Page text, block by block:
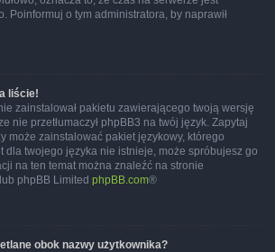
Poinformuj o tym administratora, by naprawił
liście!
zainstalował pakietu zawierającego twoją wersję
nie przetłumaczył phpBB3 na twój język. Zapytaj
może zainstalować pakiet językowy, którego
dla twojego języka nie istnieje, może spróbujesz go
na ten temat można znaleźć na stronie
phpBB Limited phpBB.com®
obok nazwy użytkownika?